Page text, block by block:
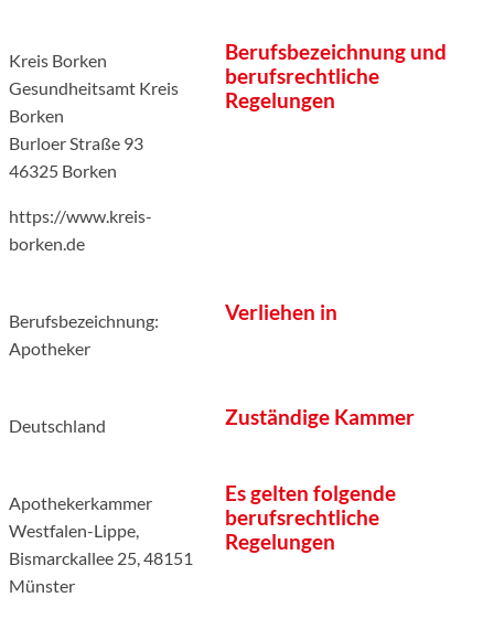
Kreis Borken
Gesundheitsamt Kreis
Borken
Burloer Straße 93
46325 Borken
https://www.kreis-
borken.de
Berufsbezeichnung und
berufsrechtliche
Regelungen
Berufsbezeichnung:
Apotheker
Verliehen in
Deutschland Zuständige Kammer
Apothekerkammer
Westfalen-Lippe,
Bismarckallee 25, 48151
Münster
Es gelten folgende
berufsrechtliche
Regelungen